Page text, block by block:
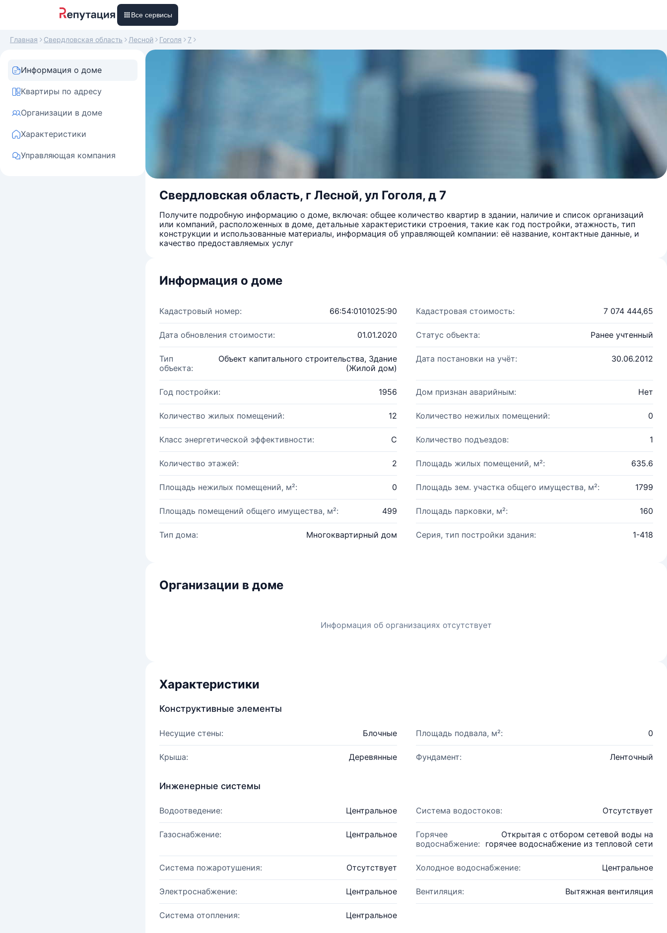
Все сервисы
Главная Свердловская область Лесной Гоголя 7
Информация о доме
Квартиры по адресу
Организации в доме
Характеристики
Управляющая компания
Свердловская область, г Лесной, ул Гоголя, д 7
Получите подробную информацию о доме, включая: общее количество квартир в здании, наличие и список организаций
или компаний, расположенных в доме, детальные характеристики строения, такие как год постройки, этажность, тип
конструкции и использованные материалы, информация об управляющей компании: её название, контактные данные, и
качество предоставляемых услуг
Информация о доме
Кадастровый номер: 66:54:0101025:90 Кадастровая стоимость: 7 074 444,65
Дата обновления стоимости: 01.01.2020 Статус объекта: Ранее учтенный
Тип
объекта:
Объект капитального строительства, Здание
(Жилой дом)
Дата постановки на учёт: 30.06.2012
Год постройки: 1956 Дом признан аварийным: Нет
Количество жилых помещений: 12 Количество нежилых помещений: 0
Класс энергетической эффективности: C Количество подъездов: 1
Количество этажей: 2 Площадь жилых помещений, м²: 635.6
Площадь нежилых помещений, м²: 0 Площадь зем. участка общего имущества, м²: 1799
Площадь помещений общего имущества, м²: 499 Площадь парковки, м²: 160
Тип дома: Многоквартирный дом Серия, тип постройки здания: 1-418
Организации в доме
Информация об организациях отсутствует
Характеристики
Конструктивные элементы
Несущие стены: Блочные Площадь подвала, м²: 0
Крыша: Деревянные Фундамент: Ленточный
Инженерные системы
Водоотведение: Центральное Система водостоков: Отсутствует
Газоснабжение: Центральное
Горячее
водоснабжение:
Открытая с отбором сетевой воды на
горячее водоснабжение из тепловой сети
Система пожаротушения: Отсутствует Холодное водоснабжение: Центральное
Электроснабжение: Центральное Вентиляция: Вытяжная вентиляция
Система отопления: Центральное